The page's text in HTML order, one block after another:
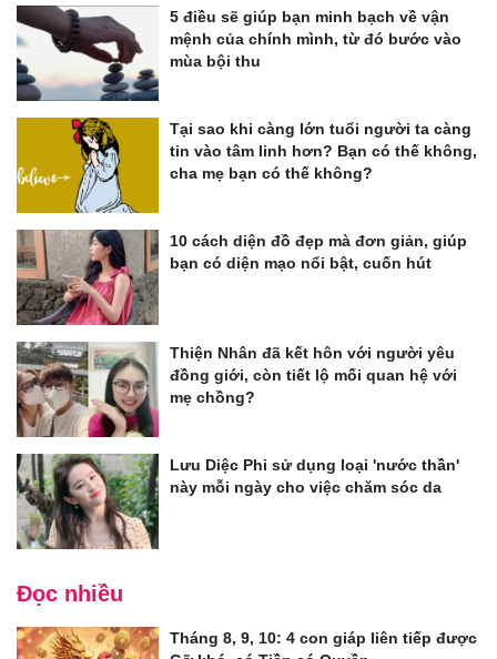
5 điều sẽ giúp bạn minh bạch về vận
mệnh của chính mình, từ đó bước vào
mùa bội thu
Tại sao khi càng lớn tuổi người ta càng
tin vào tâm linh hơn? Bạn có thế không,
cha mẹ bạn có thế không?
10 cách diện đồ đẹp mà đơn giản, giúp
bạn có diện mạo nổi bật, cuốn hút
Thiện Nhân đã kết hôn với người yêu
đồng giới, còn tiết lộ mối quan hệ với
mẹ chồng?
Lưu Diệc Phi sử dụng loại 'nước thần'
này mỗi ngày cho việc chăm sóc da
Đọc nhiều
Tháng 8, 9, 10: 4 con giáp liên tiếp được